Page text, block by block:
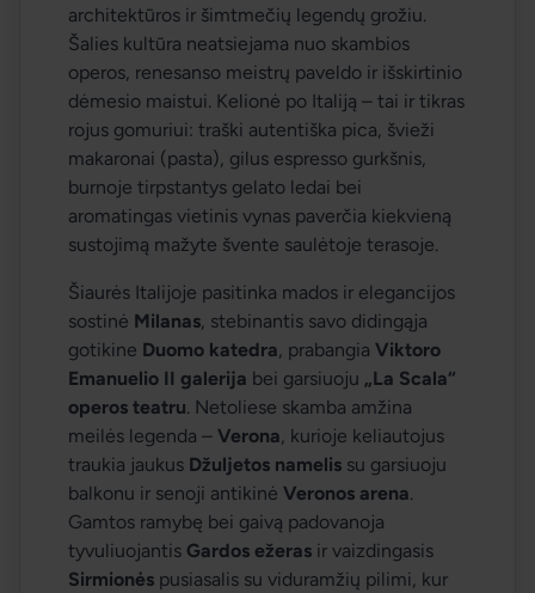
architektūros ir šimtmečių legendų grožiu.
Šalies kultūra neatsiejama nuo skambios
operos, renesanso meistrų paveldo ir išskirtinio
dėmesio maistui. Kelionė po Italiją – tai ir tikras
rojus gomuriui: traški autentiška pica, švieži
makaronai (pasta), gilus espresso gurkšnis,
burnoje tirpstantys gelato ledai bei
aromatingas vietinis vynas paverčia kiekvieną
sustojimą mažyte švente saulėtoje terasoje.
Šiaurės Italijoje pasitinka mados ir elegancijos
sostinė Milanas, stebinantis savo didingąja
gotikine Duomo katedra, prabangia Viktoro
Emanuelio II galerija bei garsiuoju „La Scala“
operos teatru. Netoliese skamba amžina
meilės legenda – Verona, kurioje keliautojus
traukia jaukus Džuljetos namelis su garsiuoju
balkonu ir senoji antikinė Veronos arena.
Gamtos ramybę bei gaivą padovanoja
tyvuliuojantis Gardos ežeras
Sirmionės pusiasalis su viduramžių pilimi, kur